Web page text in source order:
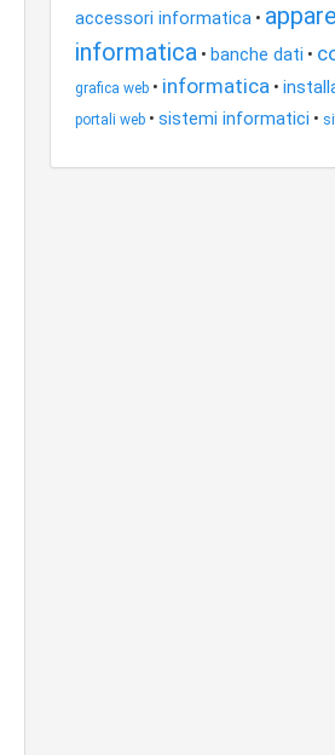
accessori informatica •
informatica • banche dati •
grafica web • informatica •
portali web • sistemi informatici •